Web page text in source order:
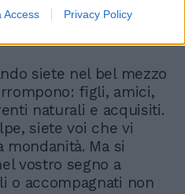
Access Privacy Policy
siete nel bel mezzo
figli, amici,
naturali e acquisiti.
siete voi che vi
Ma si
vostro segno a
o accompagnati non